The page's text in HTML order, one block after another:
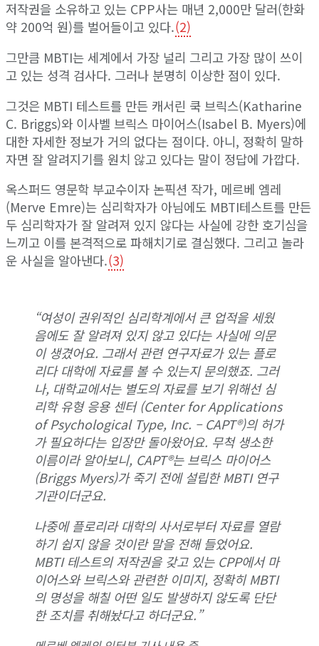
저작권을 소유하고 있는 CPP사는 매년 2,000만 달러(한화
약 200억 원)를 벌어들이고 있다.(2)
그만큼 MBTI는 세계에서 가장 널리 그리고 가장 많이 쓰이
고 있는 성격 검사다. 그러나 분명히 이상한 점이 있다.
그것은 MBTI 테스트를 만든 캐서린 쿡 브릭스(Katharine
C. Briggs)와 이사벨 브릭스 마이어스(Isabel B. Myers)에
대한 자세한 정보가 거의 없다는 점이다. 아니, 정확히 말하
자면 잘 알려지기를 원치 않고 있다는 말이 정답에 가깝다.
옥스퍼드 영문학 부교수이자 논픽션 작가, 메르베 엠레
(Merve Emre)는 심리학자가 아님에도 MBTI테스트를 만든
두 심리학자가 잘 알려져 있지 않다는 사실에 강한 호기심을
느끼고 이를 본격적으로 파해치기로 결심했다. 그리고 놀라
운 사실을 알아낸다.(3)
“여성이 권위적인 심리학계에서 큰 업적을 세웠
음에도 잘 알려져 있지 않고 있다는 사실에 의문
이 생겼어요. 그래서 관련 연구자료가 있는 플로
리다 대학에 자료를 볼 수 있는지 문의했죠. 그러
나, 대학교에서는 별도의 자료를 보기 위해선 심
리학 유형 응용 센터 (Center for Applications
of Psychological Type, Inc. – CAPT®)의 허가
가 필요하다는 입장만 돌아왔어요. 무척 생소한
이름이라 알아보니, CAPT®는 브릭스 마이어스
(Briggs Myers)가 죽기 전에 설립한 MBTI 연구
기관이더군요.
나중에 플로리라 대학의 사서로부터 자료를 열람
하기 쉽지 않을 것이란 말을 전해 들었어요.
MBTI 테스트의 저작권을 갖고 있는 CPP에서 마
이어스와 브릭스와 관련한 이미지, 정확히 MBTI
의 명성을 해칠 어떤 일도 발생하지 않도록 단단
한 조치를 취해놨다고 하더군요.”